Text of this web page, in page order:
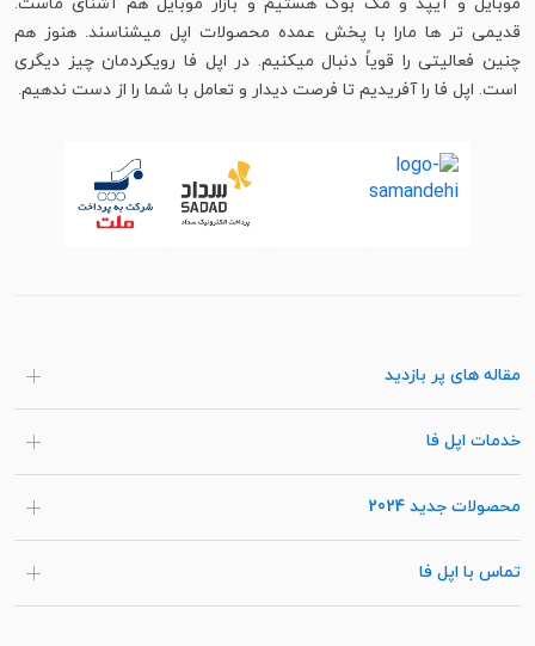
قدیمی تر ها مارا با پخش عمده محصولات اپل میشناسند. هنوز هم
چنین فعالیتی را قویاً دنبال میکنیم. در اپل فا رویکردمان چیز دیگری
است. اپل فا را آفریدیم تا فرصت دیدار و تعامل با شما را از دست ندهیم.
مقاله های پر بازدید
خدمات اپل فا
محصولات جدید 2024
تماس با اپل فا